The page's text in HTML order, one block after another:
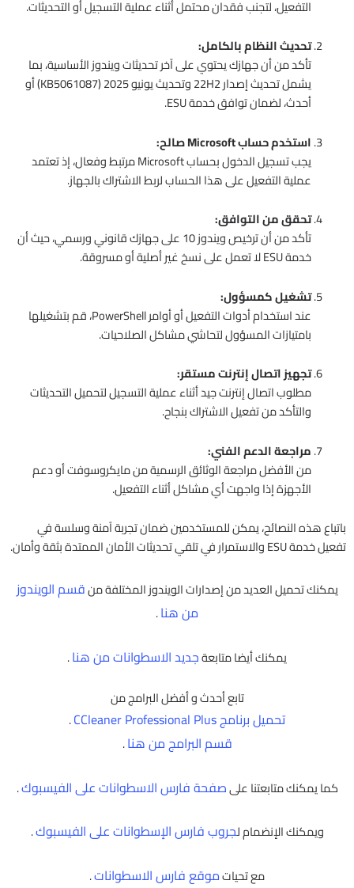
التفعيل، لتجنب فقدان محتمل أثناء عملية التسجيل أو التحديثات.
تحديث النظام بالكامل:
تأكد من أن جهازك يحتوي على آخر تحديثات ويندوز الأساسية، بما
يشمل تحديث إصدار 22H2 وتحديث يونيو 2025 (KB5061087) أو
أحدث، لضمان توافق خدمة ESU.
استخدم حساب Microsoft صالح:
يجب تسجيل الدخول بحساب Microsoft مرتبط وفعال، إذ تعتمد
عملية التفعيل على هذا الحساب لربط الاشتراك بالجهاز.
تحقق من التوافق:
تأكد من أن ترخيص ويندوز 10 على جهازك قانوني ورسمي، حيث أن
خدمة ESU لا تعمل على نسخ غير أصلية أو مسروقة.
تشغيل كمسؤول:
عند استخدام أدوات التفعيل أو أوامر PowerShell، قم بتشغيلها
بامتيازات المسؤول لتحاشي مشاكل الصلاحيات.
تجهيز اتصال إنترنت مستقر:
مطلوب اتصال إنترنت جيد أثناء عملية التسجيل لتحميل التحديثات
والتأكد من تفعيل الاشتراك بنجاح.
مراجعة الدعم الفني:
من الأفضل مراجعة الوثائق الرسمية من مايكروسوفت أو دعم
الأجهزة إذا واجهت أي مشاكل أثناء التفعيل.
باتباع هذه النصائح، يمكن للمستخدمين ضمان تجربة آمنة وسلسة في
تفعيل خدمة ESU والاستمرار في تلقي تحديثات الأمان الممتدة بثقة وأمان.​
يمكنك تحميل العديد من إصدارات الويندوز المختلفة منقسم الويندوز
من هنا.
يمكنك أيضا متابعةجديد الاسطوانات من هنا.
تابع أحدث و أفضل البرامج من
تحميل برنامج CCleaner Professional Plus .
قسم البرامج من هنا.
كما يمكنك متابعتنا علىصفحة فارس الاسطوانات على الفيسبوك.
ويمكنك الإنضمام لجروب فارس الإسطوانات على الفيسبوك.
مع تحياتموقع فارس الاسطوانات.